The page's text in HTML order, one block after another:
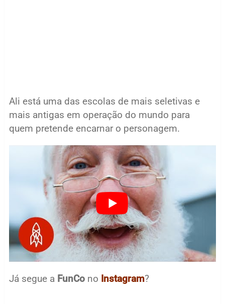
Ali está uma das escolas de mais seletivas e
mais antigas em operação do mundo para
quem pretende encarnar o personagem.
Já segue a FunCono Instagram?